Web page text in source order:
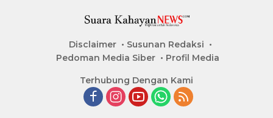
Disclaimer
Susunan Redaksi
Pedoman Media Siber
Profil Media
Terhubung Dengan Kami